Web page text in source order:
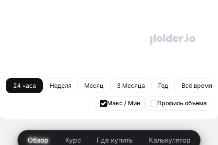
24 часа Неделя Месяц 3 Месяца Год Всё время
Макс / Мин Профиль объёма
Обзор Курс Где купить Калькулятор